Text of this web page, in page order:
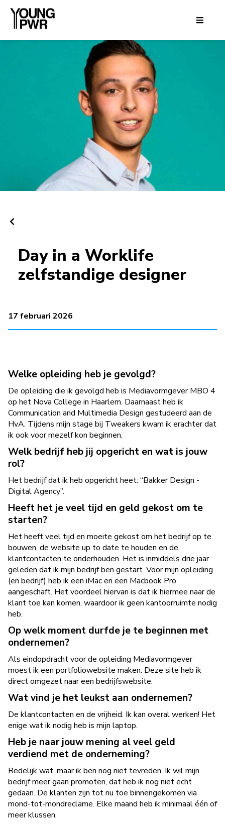
Day in a Worklife
zelfstandige designer
17 februari 2026
Welke opleiding heb je gevolgd?
De opleiding die ik gevolgd heb is Mediavormgever MBO 4
op het Nova College in Haarlem. Daarnaast heb ik
Communication and Multimedia Design gestudeerd aan de
HvA. Tijdens mijn stage bij Tweakers kwam ik erachter dat
ik ook voor mezelf kon beginnen.
Welk bedrijf heb jij opgericht en wat is jouw
rol?
Het bedrijf dat ik heb opgericht heet: “Bakker Design -
Digital Agency”.
Heeft het je veel tijd en geld gekost om te
starten?
Het heeft veel tijd en moeite gekost om het bedrijf op te
bouwen, de website up to date te houden en de
klantcontacten te onderhouden. Het is inmiddels drie jaar
geleden dat ik mijn bedrijf ben gestart. Voor mijn opleiding
(en bedrijf) heb ik een iMac en een Macbook Pro
aangeschaft. Het voordeel hiervan is dat ik hiermee naar de
klant toe kan komen, waardoor ik geen kantoorruimte nodig
heb.
Op welk moment durfde je te beginnen met
ondernemen?
Als eindopdracht voor de opleiding Mediavormgever
moest ik een portfoliowebsite maken. Deze site heb ik
direct omgezet naar een bedrijfswebsite.
Wat vind je het leukst aan ondernemen?
De klantcontacten en de vrijheid. Ik kan overal werken! Het
enige wat ik nodig heb is mijn laptop.
Heb je naar jouw mening al veel geld
verdiend met de onderneming?
Redelijk wat, maar ik ben nog niet tevreden. Ik wil mijn
bedrijf meer gaan promoten, dat heb ik nog niet echt
gedaan. De klanten zijn tot nu toe binnengekomen via
mond-tot-mondreclame. Elke maand heb ik minimaal één of
meer klussen.